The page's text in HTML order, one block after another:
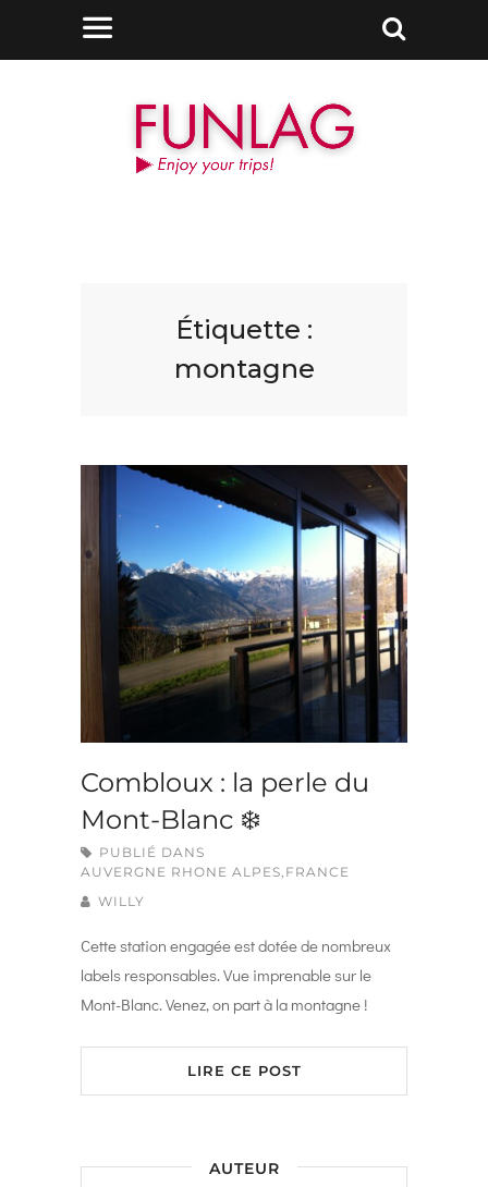
Étiquette :
montagne
Combloux : la perle du
Mont-Blanc ❄️
PUBLIÉ DANS
AUVERGNE RHONE ALPES, FRANCE
WILLY
Cette station engagée est dotée de nombreux
labels responsables. Vue imprenable sur le
Mont-Blanc. Venez, on part à la montagne !
LIRE CE POST
AUTEUR